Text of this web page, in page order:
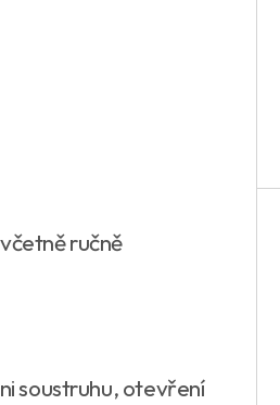
ručně
soustruhu, otevření